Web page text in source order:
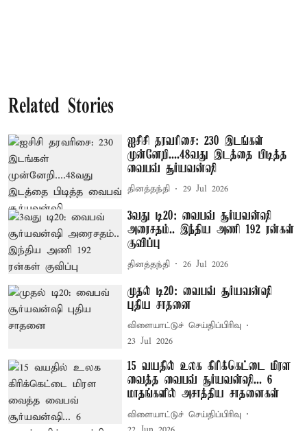
Related Stories
ஐசிசி தரவரிசை: 230 இடங்கள்
முன்னேறி....48வது இடத்தை பிடித்த
வைபவ் சூர்யவன்ஷி
தினத்தந்தி 29 Jul 2026
3வது டி20: வைபவ் சூர்யவன்ஷி
அரைசதம்.. இந்திய அணி 192 ரன்கள்
குவிப்பு
தினத்தந்தி 26 Jul 2026
முதல் டி20: வைபவ் சூர்யவன்ஷி
புதிய சாதனை
விளையாட்டுச் செய்திப்பிரிவு
23 Jul 2026
15 வயதில் உலக கிரிக்கெட்டை மிரள
வைத்த வைபவ் சூர்யவன்ஷி... 6
மாதங்களில் அசாத்திய சாதனைகள்
விளையாட்டுச் செய்திப்பிரிவு